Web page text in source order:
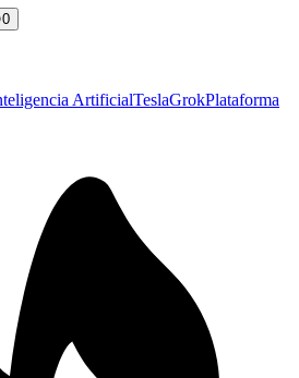
0
ArtificialTeslaGrokPlataforma